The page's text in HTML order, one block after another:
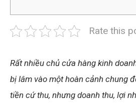
Rate this
Rất nhiều chủ cửa hàng kinh
bị lâm vào một hoàn cảnh chung
tiền cứ thu, nhưng doanh thu, lợi